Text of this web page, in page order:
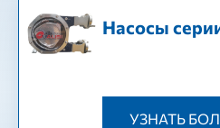
Насосы
УЗНАТЬ